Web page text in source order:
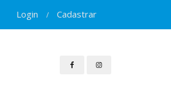
Login / Cadastrar